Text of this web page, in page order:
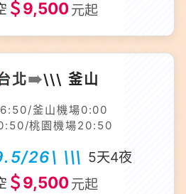
＄9,500元起
北➠\\\ 釜山
釜山機場0:00
桃園機場20:50
26\ \\\ 5天4夜
＄9,500元起